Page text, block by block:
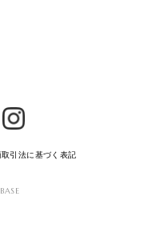
取引法に基づく表記